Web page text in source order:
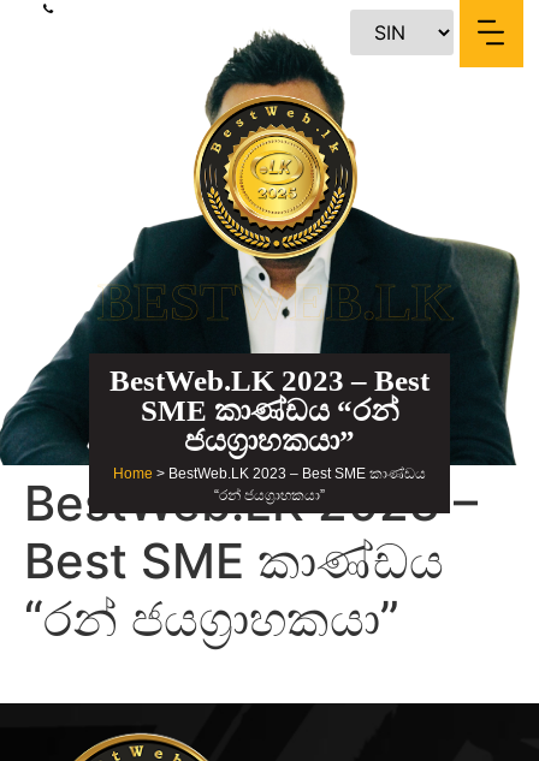
content
BESTWEB.LK
BestWeb.LK 2023 – Best
SME කාණ්ඩය “රන්
ජයග්‍රාහකයා”
Home > BestWeb.LK 2023 – Best SME කාණ්ඩය
“රන් ජයග්‍රාහකයා”
BestWeb.LK 2023 –
Best SME කාණ්ඩය
“රන් ජයග්‍රාහකයා”